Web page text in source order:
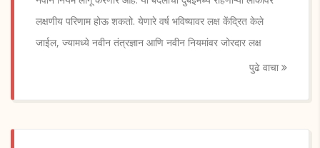
लक्षणीय परिणाम होऊ शकतो. येणारे वर्ष भविष्यावर लक्ष केंद्रित केले
जाईल, ज्यामध्ये नवीन तंत्रज्ञान आणि नवीन नियमांवर जोरदार लक्ष
पुढे वाचा